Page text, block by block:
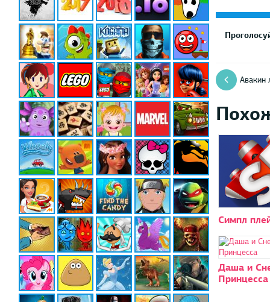
Авакин
Симпл
Даша и
Принцесса